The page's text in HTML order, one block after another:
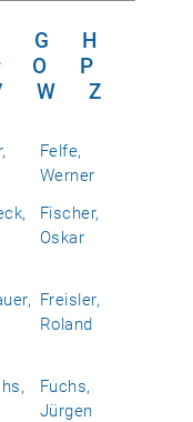
G
H
O
P
W Z
Felfe,
Werner
Fischer,
Oskar
Freisler,
Roland
Fuchs,
Jürgen